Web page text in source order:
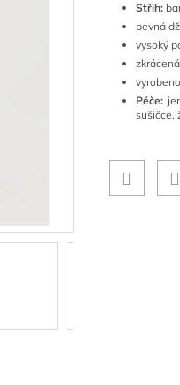
Střih:
pevná
vysoký
Péče:
sušičce,